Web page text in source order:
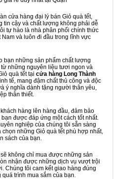
cửa hàng đại lý bán Giỏ quà tết,
tin cậy và chất lượng không phải dễ
tự hào là nhà phân phối chính thức
và luôn đi đầu trong lĩnh vực
bạn những sản phẩm chất lượng
những nguyên liệu tươi ngon và
quà tết tại cửa hàng Long Thành
tế, mang đậm chất thủ công và độc
ý nghĩa dành tặng người thân yêu,
thân thiết.
hàng lên hàng đầu, đảm bảo
được đáp ứng một cách tốt nhất.
nghiệp của chúng tôi sẵn sàng
những Giỏ quà tết phù hợp nhất,
sách của bạn.
không chỉ mua được những sản
nhận được những dịch vụ vượt trội
Chúng tôi cam kết giao hàng đúng
trình mua sắm của bạn.